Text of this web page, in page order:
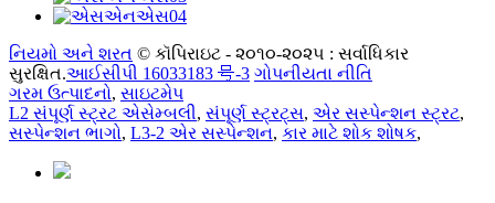
નિયમો અને શરત © કૉપિરાઇટ - ૨૦૧૦-૨૦૨૫ : સર્વાધિકાર
સુરક્ષિત.આઈસીપી 16033183 号-3 ગોપનીયતા નીતિ
ગરમ ઉત્પાદનો, સાઇટમેપ
L2 સંપૂર્ણ સ્ટ્રટ એસેમ્બલી, સંપૂર્ણ સ્ટ્રટ્સ, એર સસ્પેન્શન સ્ટ્રટ,
સસ્પેન્શન ભાગો, L3-2 એર સસ્પેન્શન, કાર માટે શોક શોષક,